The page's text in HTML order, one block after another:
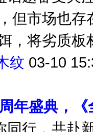
话题备受
但市场也
，将劣质板
木纹
年盛典，